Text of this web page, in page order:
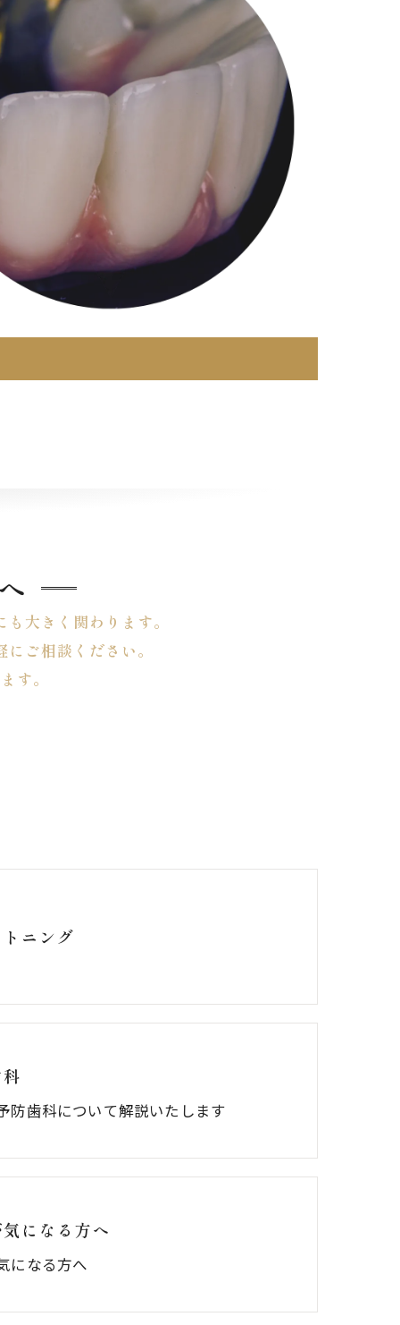
大きく関わります。
ご相談ください。
す。
ニング
防歯科について解説いたします
になる方へ
になる方へ